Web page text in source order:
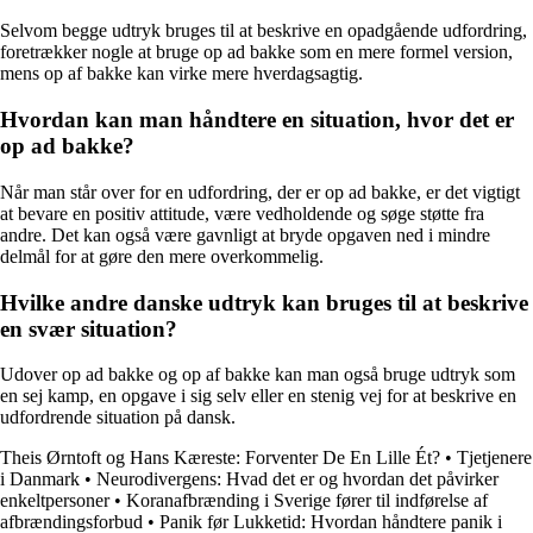
Selvom begge udtryk bruges til at beskrive en opadgående udfordring,
foretrækker nogle at bruge op ad bakke som en mere formel version,
mens op af bakke kan virke mere hverdagsagtig.
Hvordan kan man håndtere en situation, hvor det er
op ad bakke?
Når man står over for en udfordring, der er op ad bakke, er det vigtigt
at bevare en positiv attitude, være vedholdende og søge støtte fra
andre. Det kan også være gavnligt at bryde opgaven ned i mindre
delmål for at gøre den mere overkommelig.
Hvilke andre danske udtryk kan bruges til at beskrive
en svær situation?
Udover op ad bakke og op af bakke kan man også bruge udtryk som
en sej kamp, en opgave i sig selv eller en stenig vej for at beskrive en
udfordrende situation på dansk.
Theis Ørntoft og Hans Kæreste: Forventer De En Lille Ét? • Tjetjenere
i Danmark • Neurodivergens: Hvad det er og hvordan det påvirker
enkeltpersoner• Koranafbrænding i Sverige fører til indførelse af
afbrændingsforbud • Panik før Lukketid: Hvordan håndtere panik i